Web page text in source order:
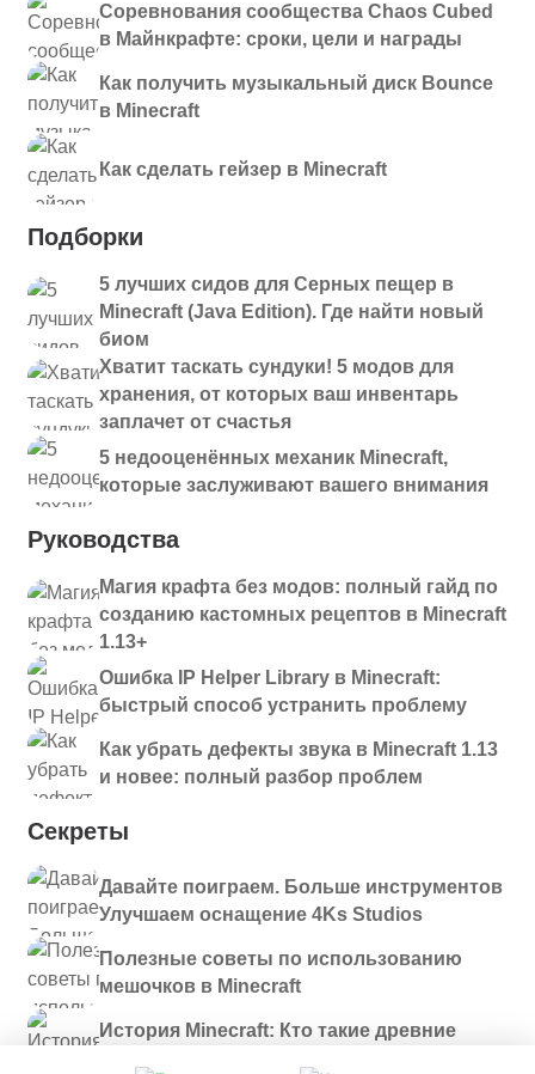
Соревнования сообщества Chaos Cubed
в Майнкрафте: сроки, цели и награды
Как получить музыкальный диск Bounce
в Minecraft
Как сделать гейзер в Minecraft
Подборки
5 лучших сидов для Серных пещер в
Minecraft (Java Edition). Где найти новый
биом
Хватит таскать сундуки! 5 модов для
хранения, от которых ваш инвентарь
заплачет от счастья
5 недооценённых механик Minecraft,
которые заслуживают вашего внимания
Руководства
Магия крафта без модов: полный гайд по
созданию кастомных рецептов в Minecraft
1.13+
Ошибка IP Helper Library в Minecraft:
быстрый способ устранить проблему
Как убрать дефекты звука в Minecraft 1.13
и новее: полный разбор проблем
Секреты
Давайте поиграем. Больше инструментов
Улучшаем оснащение 4Ks Studios
Полезные советы по использованию
мешочков в Minecraft
История Minecraft: Кто такие древние